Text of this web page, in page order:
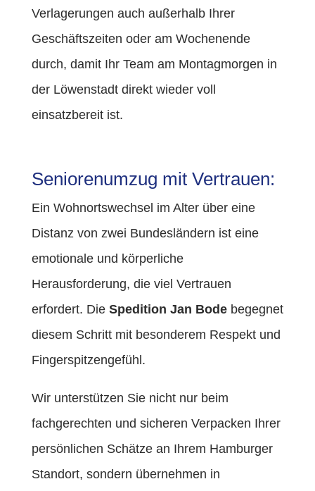
Verlagerungen auch außerhalb Ihrer
Geschäftszeiten oder am Wochenende
durch, damit Ihr Team am Montagmorgen in
der Löwenstadt direkt wieder voll
einsatzbereit ist.
Seniorenumzug mit Vertrauen:
Ein Wohnortswechsel im Alter über eine
Distanz von zwei Bundesländern ist eine
emotionale und körperliche
Herausforderung, die viel Vertrauen
erfordert. Die Spedition Jan Bode begegnet
diesem Schritt mit besonderem Respekt und
Fingerspitzengefühl.
Wir unterstützen Sie nicht nur beim
fachgerechten und sicheren Verpacken Ihrer
persönlichen Schätze an Ihrem Hamburger
Standort, sondern übernehmen in